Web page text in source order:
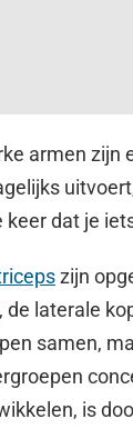
armen zijn
keer dat je
zijn
de laterale
samen,
is